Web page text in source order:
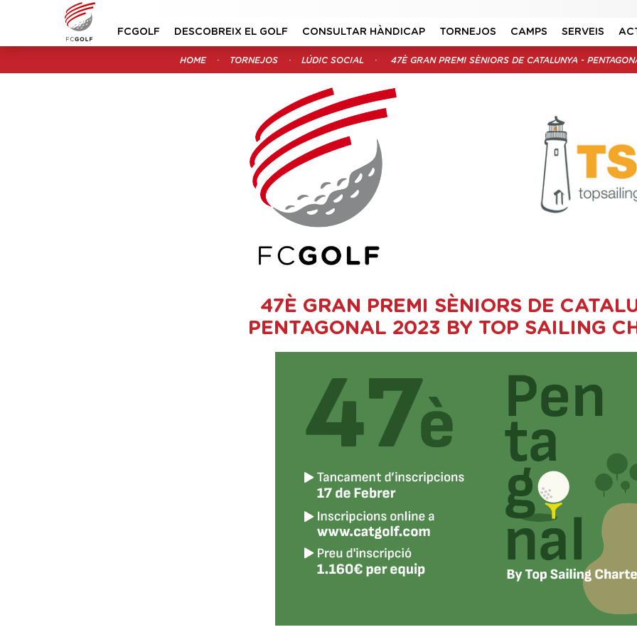
FCGOLF DESCOBREIX EL GOLF CONSULTAR HÀNDICAP TORNEJOS CAMPS SERVEIS
HOME TORNEJOS LÚDIC SOCIAL 47È GRAN PREMI SÈNIORS DE CATALUNYA -
47È GRAN PREMI SÈNIORS DE
PENTAGONAL 2023 BY TOP SAILING